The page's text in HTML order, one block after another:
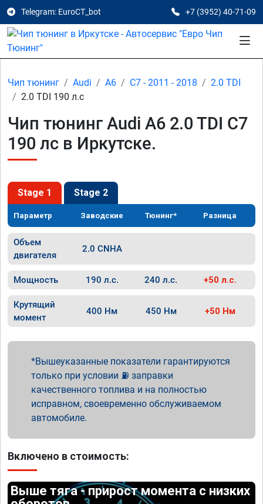
Telegram: EuroCT_bot +7 (3952) 40-71-09
Чип тюнинг Audi A6 C7 - 2011 - 2018
2.0 TDI
2.0 TDI 190 л.с
Чип тюнинг Audi A6 2.0 TDI C7
190 лс в Иркутске.
Stage 1 Stage 2
Параметр Заводские Тюнинг* Разница
Объем
двигателя
2.0 CNHA
Мощность 190 л.с. 240 л.с. +50 л.с.
Крутящий
момент
400 Нм 450 Нм +50 Нм
Вышеуказанные показатели гарантируются
только при условии ⛽ заправки
качественного топлива и на полностью
исправном, своевременно обслуживаемом
автомобиле.
Включено в стоимость:
Выше тяга - прирост момента с низких